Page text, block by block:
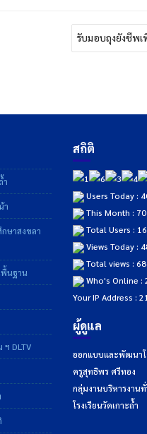
รับมอบถุงยังชีพ
ำ
า
ษาสงขลา
พื้นฐาน
DLTV
สถิติ
Users Today :
This Month :
Total Users :
Views Today :
Total views :
Who's Online :
Your IP Address :
ผู้ดูแล
ออกแบบและพัฒนา
ครูสุทธิพร ศรีทอง
กลุ่มงานบริหารงานทั่
โรงเรียนวัดเกาะถ้ำ